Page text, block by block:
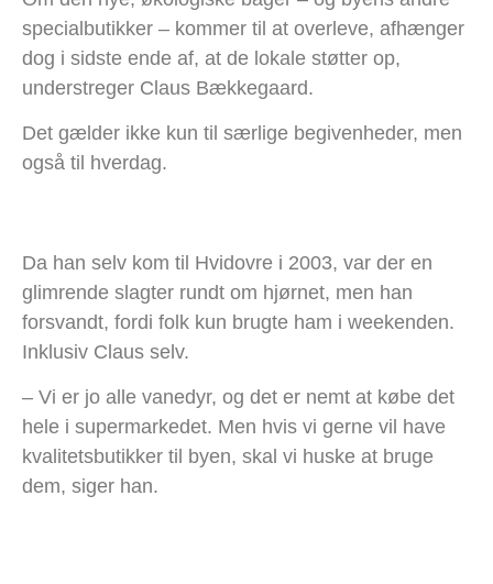
specialbutikker – kommer til at overleve, afhænger
dog i sidste ende af, at de lokale støtter op,
understreger Claus Bækkegaard.
Det gælder ikke kun til særlige begivenheder, men
også til hverdag.
Da han selv kom til Hvidovre i 2003, var der en
glimrende slagter rundt om hjørnet, men han
forsvandt, fordi folk kun brugte ham i weekenden.
Inklusiv Claus selv.
– Vi er jo alle vanedyr, og det er nemt at købe det
hele i supermarkedet. Men hvis vi gerne vil have
kvalitetsbutikker til byen, skal vi huske at bruge
dem, siger han.